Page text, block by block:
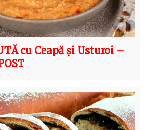
cu Ceapă și Usturoi –